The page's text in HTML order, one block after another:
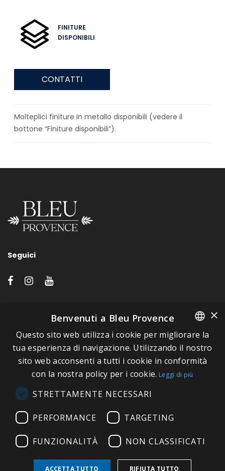
FINITURE
DISPONIBILI
CONTATTI
Molteplici finiture in metallo disponibili (vedere il
bottone “Finiture disponibili”).
Seguici
A proposito di Bleu Provence
Informazioni legali
Condizioni di vendita
Contatti
FRENCH
ITALIAN
GERMAN
×
Benvenuti a Bleu Provence
Questo sito web utilizza i cookie per migliorare la
tua esperienza di navigazione. Utilizzando il nostro
sito web acconsenti a tutti i cookie in conformità
con la nostra policy per i cookie. Leggi di più
STRETTAMENTE NECESSARI
PERFORMANCE TARGETING
FUNZIONALITÀ NON CLASSIFICATI
ACCETTA TUTTO RIFIUTA TUTTO